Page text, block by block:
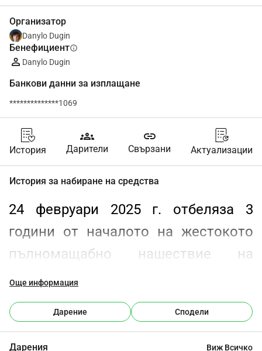
Организатор
Danylo Dugin
Бенефициентinfo
Danylo Dugin
Банкови данни за изплащане
**************1069
История
groups
Дарители
link
Свързани Актуализации
История за набиране на средства
24 февруари 2025 г. отбеляза 3
години от началото на жестокото
пълномащабно нашествие на
Кремъл в Украйна и повече от 11
години от началото на руската
окупация на украинска територия в
Крим. Днес украинската нация все
Още информация
Дарение Сподели
Дарения Виж Всичко